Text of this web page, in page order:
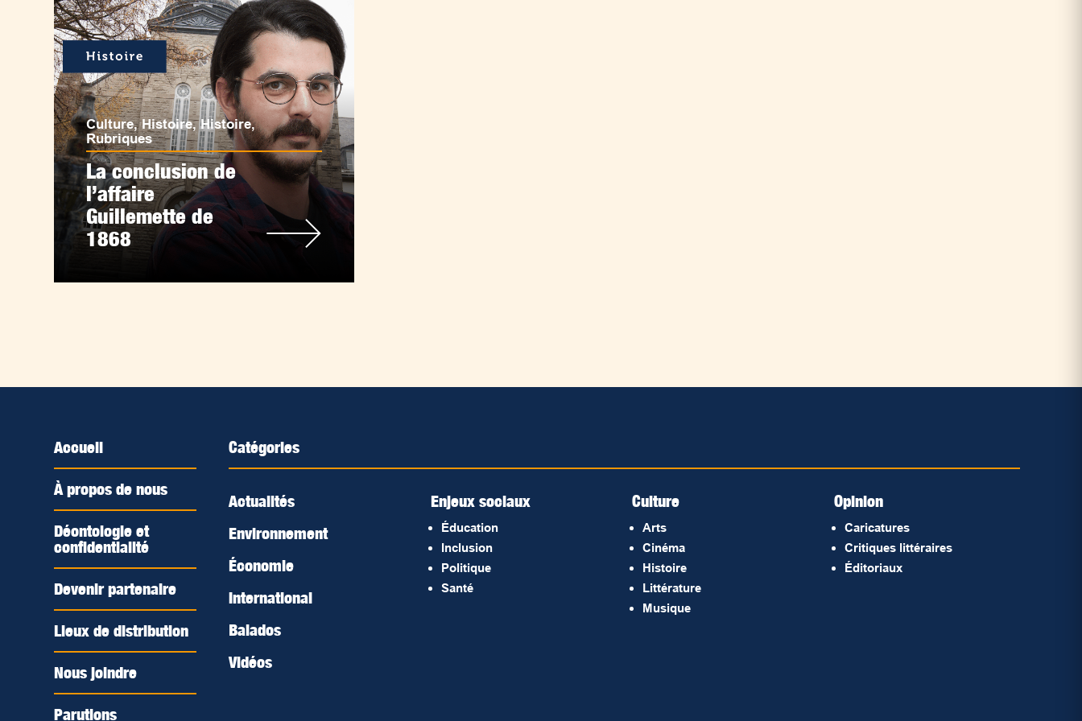
Culture,Histoire,Histoire,
Rubriques
La conclusion de
l’affaire
Guillemette de
1868
Accueil
À propos de nous
Déontologie et
confidentialité
Devenir partenaire
Lieux de distribution
Nous joindre
Parutions
Catégories
Actualités
Environnement
Économie
International
Balados
Vidéos
Enjeux sociaux
Éducation
Inclusion
Politique
Santé
Culture
Arts
Cinéma
Histoire
Littérature
Musique
Opinion
Caricatures
Critiques littéraires
Éditoriaux